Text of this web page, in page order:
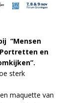
“Mensen
en
sterk
maquette van